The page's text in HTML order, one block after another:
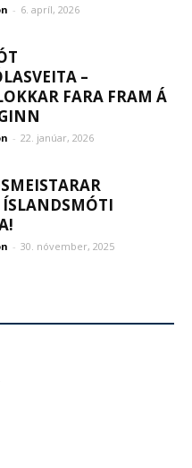
- 6. apríl, 2026
–
FARA FRAM Á
- 22. janúar, 2026
- 30. nóvember, 2025